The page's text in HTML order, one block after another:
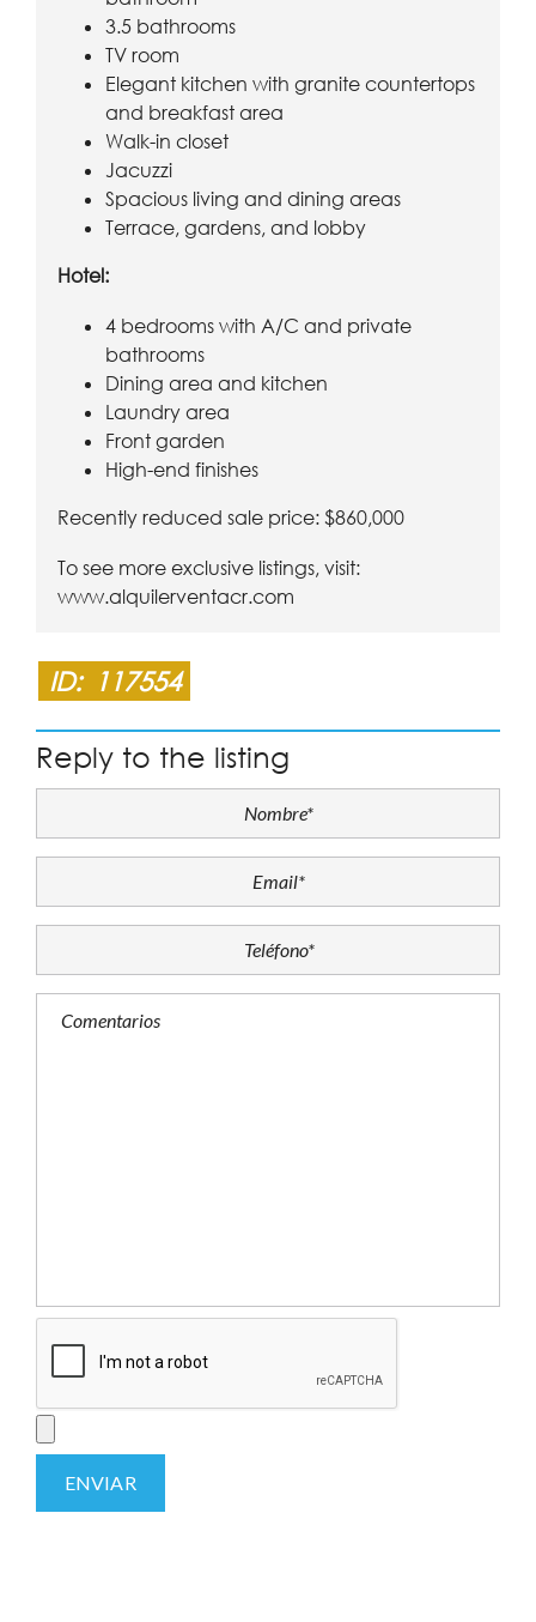
3.5 bathrooms
TV room
Elegant kitchen with granite countertops
and breakfast area
Walk-in closet
Jacuzzi
Spacious living and dining areas
Terrace, gardens, and lobby
Hotel:
4 bedrooms with A/C and private
bathrooms
Dining area and kitchen
Laundry area
Front garden
High-end finishes
Recently reduced sale price: $860,000
To see more exclusive listings, visit:
www.alquilerventacr.com
ID: 117554
Reply to the listing